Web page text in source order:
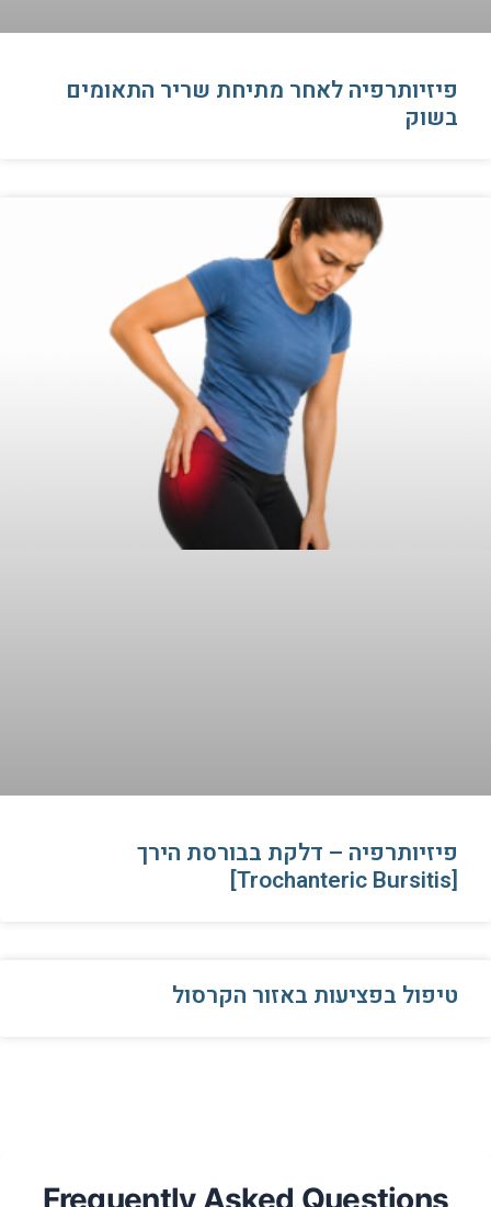
פיזיותרפיה לאחר מתיחת שריר התאומים
בשוק
פיזיותרפיה – דלקת בבורסת הירך
[Trochanteric Bursitis]
טיפול בפציעות באזור הקרסול
Frequently Asked Questions